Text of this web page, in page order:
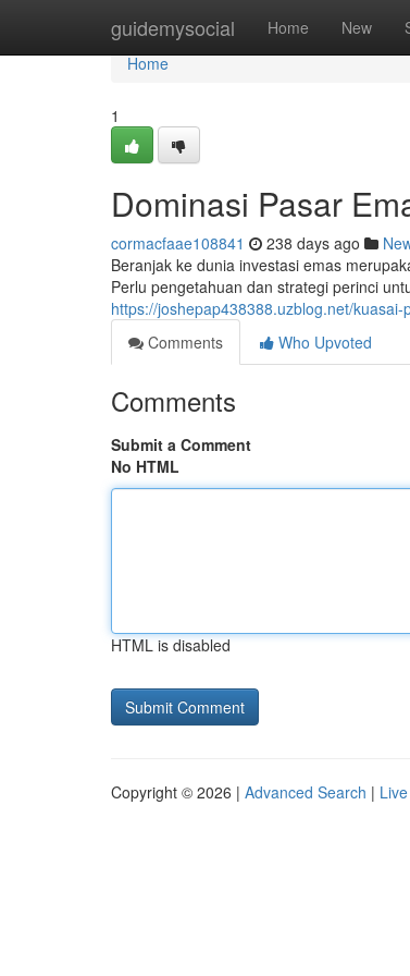
guidemysocial Home New
Home
Home
1
Dominasi Pasar
cormacfaae108841 238 days ago
Beranjak ke dunia investasi emas
Perlu pengetahuan dan strategi perinci
https://joshepap438388.uzblog.net/
Comments
Who Upvoted
Comments
Submit a Comment
No HTML
HTML is disabled
Copyright © 2026 | Advanced Search | Live